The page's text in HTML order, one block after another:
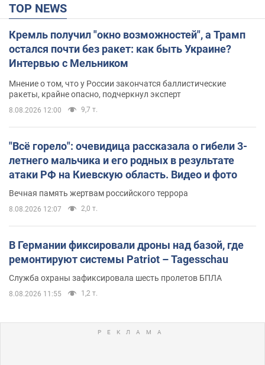
TOP NEWS
Кремль получил "окно возможностей", а Трамп
остался почти без ракет: как быть Украине?
Интервью с Мельником
Мнение о том, что у России закончатся баллистические
ракеты, крайне опасно, подчеркнул эксперт
8.08.2026 12:00 9,7 т.
"Всё горело": очевидица рассказала о гибели 3-
летнего мальчика и его родных в результате
атаки РФ на Киевскую область. Видео и фото
Вечная память жертвам российского террора
8.08.2026 12:07 2,0 т.
В Германии фиксировали дроны над базой, где
ремонтируют системы Patriot – Tagesschau
Служба охраны зафиксировала шесть пролетов БПЛА
8.08.2026 11:55 1,2 т.